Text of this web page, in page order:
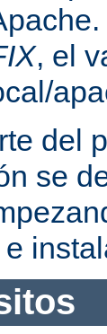
, el
del
se